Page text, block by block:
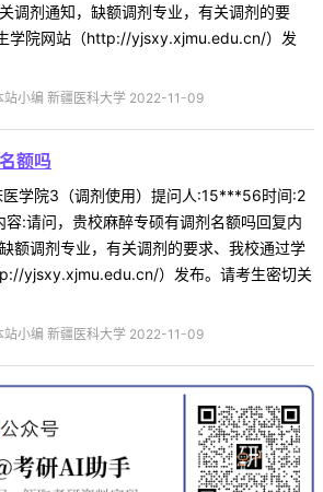
调剂通知，缺额调剂专业，有关调剂的要
学院网站（http://yjsxy.xjmu.edu.cn/）发
站小编 新疆医科大学 2022-11-09
额吗
学院3（调剂使用）提问人:15***56时间:2
:请问，贵校麻醉专硕有调剂名额吗回复内
额调剂专业，有关调剂的要求、我校通过学
yjsxy.xjmu.edu.cn/）发布。请考生密切关
站小编 新疆医科大学 2022-11-09